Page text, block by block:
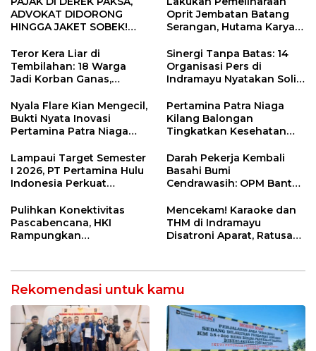
ADVOKAT DIDORONG
HINGGA JAKET SOBEK!
Ngamuk Kepung Polresta
Pekanbaru!
Oprit Jembatan Batang
Serangan, Hutama Karya
55 Tol Binjai–Langsa
Teror Kera Liar di
Tembilahan: 18 Warga
Jadi Korban Ganas,
12 Jahitan!
Sinergi Tanpa Batas: 14
Organisasi Pers di
Indramayu Nyatakan Solid
Nyala Flare Kian Mengecil,
Bukti Nyata Inovasi
Pertamina Patra Niaga
Net Zero Emission 2060
Pertamina Patra Niaga
Kilang Balongan
Tingkatkan Kesehatan
Pemeriksaan Kesehatan
Rutin dan Edukasi
Perawatan Gigi
Lampaui Target Semester
I 2026, PT Pertamina Hulu
Indonesia Perkuat
Nasional Lewat Inovasi &
Keselamatan Kerja
Darah Pekerja Kembali
Basahi Bumi
Cendrawasih: OPM Bantai
di Tolikara!
Pulihkan Konektivitas
Pascabencana, HKI
Rampungkan
Mencekam! Karaoke dan
THM di Indramayu
Disatroni Aparat, Ratusan
Rekomendasi untuk kamu